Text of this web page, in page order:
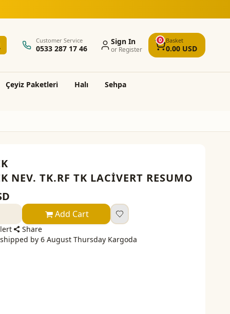
ücretsiz kargo ve montaj
Customer Service
0533 287 17 46
Sign In
or Register
0 Basket
0.00USD
Çeyi̇z Paketleri̇ Halı Sehpa
NEV. TK.RF TK LACİVERT RESUMO
Add Cart
Share
by 6 August Thursday Kargoda